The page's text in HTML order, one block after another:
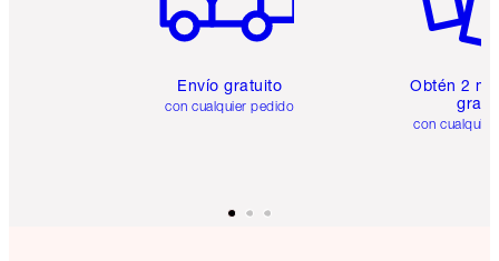
Envío gratuito
con cualquier pedido
Obtén 2
gratis
con